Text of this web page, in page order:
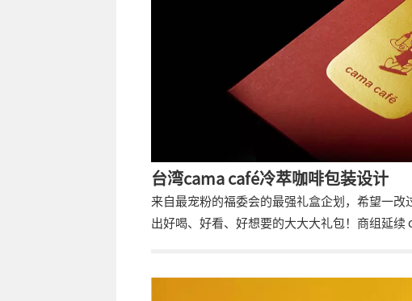
台湾cama café冷萃咖啡包装设计
来自最宠粉的福委会的最强礼盒企划，希望一
出好喝、好看、好想要的大大大礼包！商组延